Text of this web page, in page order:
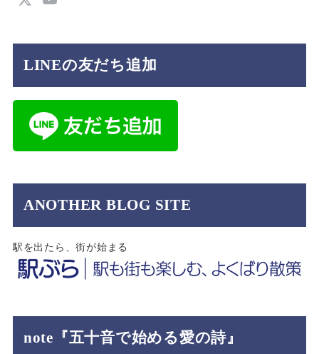
LINEの友だち追加
ANOTHER BLOG SITE
駅を出たら、街が始まる
note『五十音で始める愛の詩』